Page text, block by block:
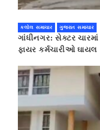
કલોલ સમાચાર ગુજરાત સમાચાર
ગાંધીનગર: સેક્ટર ચારમાં
ફાયર કર્મચારીઓ ઘાયલ